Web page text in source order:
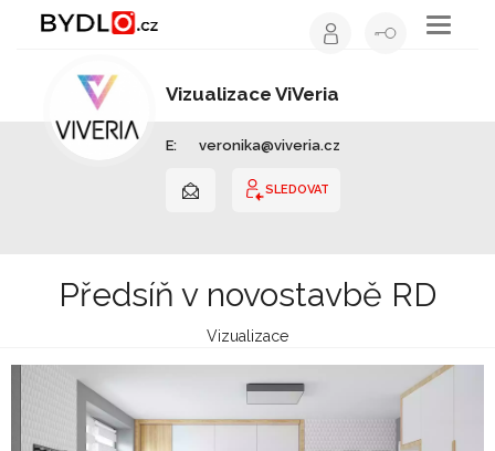
Toggle
Vizualizace ViVeria
E: veronika@viveria.cz
SLEDOVAT
Předsíň v novostavbě RD
Vizualizace